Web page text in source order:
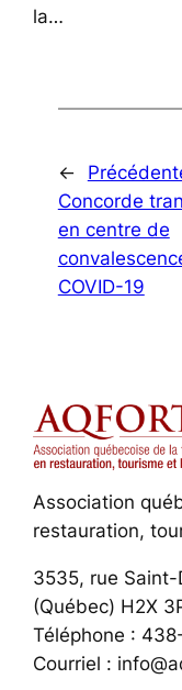
la…
←
Concorde
en centre de
COVID-19
Association
restauration,
3535, rue
(Québec) H2X
Téléphone :
Courriel :